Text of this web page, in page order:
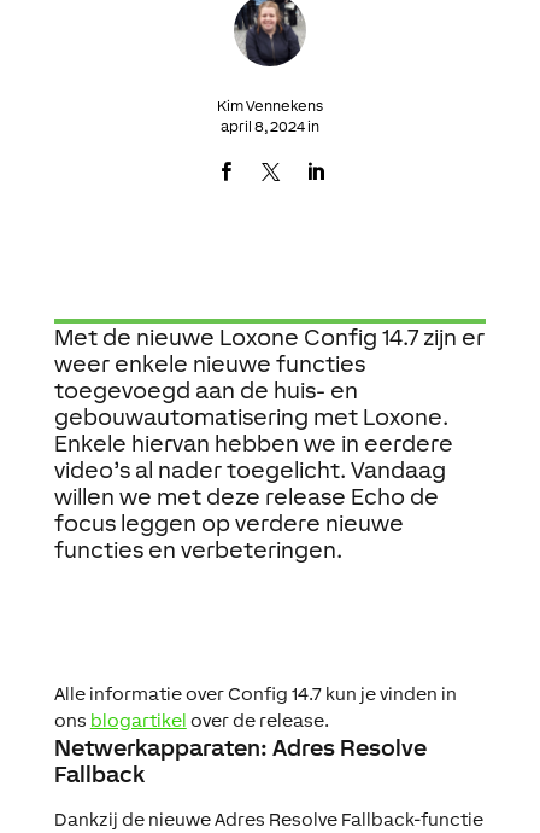
Kim Vennekens
april 8, 2024 in
Met de nieuwe Loxone Config 14.7 zijn er
weer enkele nieuwe functies
toegevoegd aan de huis- en
gebouwautomatisering met Loxone.
Enkele hiervan hebben we in eerdere
video’s al nader toegelicht. Vandaag
willen we met deze release Echo de
focus leggen op verdere nieuwe
functies en verbeteringen.
Alle informatie over Config 14.7 kun je vinden in
ons blogartikel over de release.
Netwerkapparaten: Adres Resolve
Fallback
Dankzij de nieuwe Adres Resolve Fallback-functie